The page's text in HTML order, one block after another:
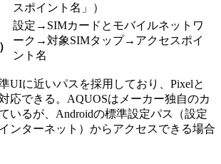
スポイント名」）
設定→SIMカードとモバイルネットワ
ーク→対象SIMタップ→アクセスポイ
ント名
UIに近いパスを採用しており、Pixelと
応できる。AQUOSはメーカー独自のカ
いるが、Androidの標準設定パス（設定
ンターネット）からアクセスできる場合